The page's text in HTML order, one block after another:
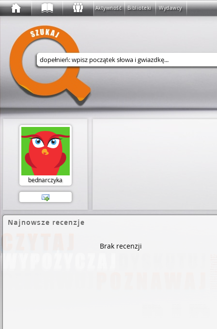
Aktywność Biblioteki Wydawcy
Wyszukaj w serwisie
bednarczyka
Najnowsze recenzje
Brak recenzji